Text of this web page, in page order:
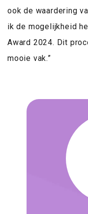
ook de waardering
ik de mogelijkheid
Award 2024. Dit
mooie vak.”